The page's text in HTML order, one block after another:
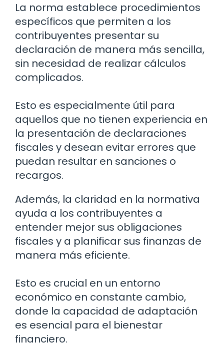
La norma establece procedimientos
específicos que permiten a los
contribuyentes presentar su
declaración de manera más sencilla,
sin necesidad de realizar cálculos
complicados.
Esto es especialmente útil para
aquellos que no tienen experiencia en
la presentación de declaraciones
fiscales y desean evitar errores que
puedan resultar en sanciones o
recargos.
Además, la claridad en la normativa
ayuda a los contribuyentes a
entender mejor sus obligaciones
fiscales y a planificar sus finanzas de
manera más eficiente.
Esto es crucial en un entorno
económico en constante cambio,
donde la capacidad de adaptación
es esencial para el bienestar
financiero.